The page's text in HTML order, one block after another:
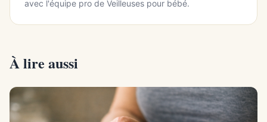
avec l'équipe pro de Veilleuses pour bébé.
À lire aussi